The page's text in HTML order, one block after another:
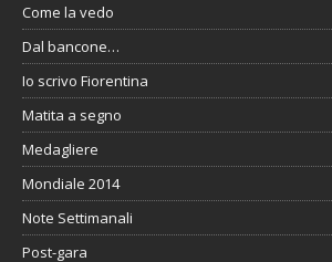
Come la vedo
Dal bancone…
Io scrivo Fiorentina
Matita a segno
Medagliere
Mondiale 2014
Note Settimanali
Post-gara